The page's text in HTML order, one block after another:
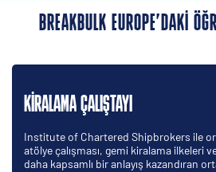
BREAKBULK EUROPE’DAKI
KIRALAMA ÇALIŞTAYI
Institute of Chartered Shipbrokers ile
atölye çalışması, gemi kiralama ilkeleri
daha kapsamlı bir anlayış kazandıran